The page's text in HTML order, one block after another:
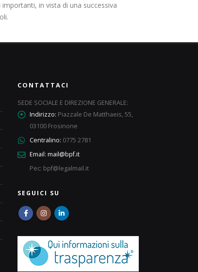
in vista di una successiva
CONTATTACI
SEDE SOCIALE E DIREZIONE GENERALE:
Indirizzo: Piazzale De Matthaeis, 55,
03100 Frosinone
Centralino: 0775 2781
Email: mail@bpf.it
Pec: bpf@legalmail.it
SEGUICI SU